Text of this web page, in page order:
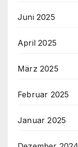
Juni 2025
April 2025
März 2025
Februar 2025
Januar 2025